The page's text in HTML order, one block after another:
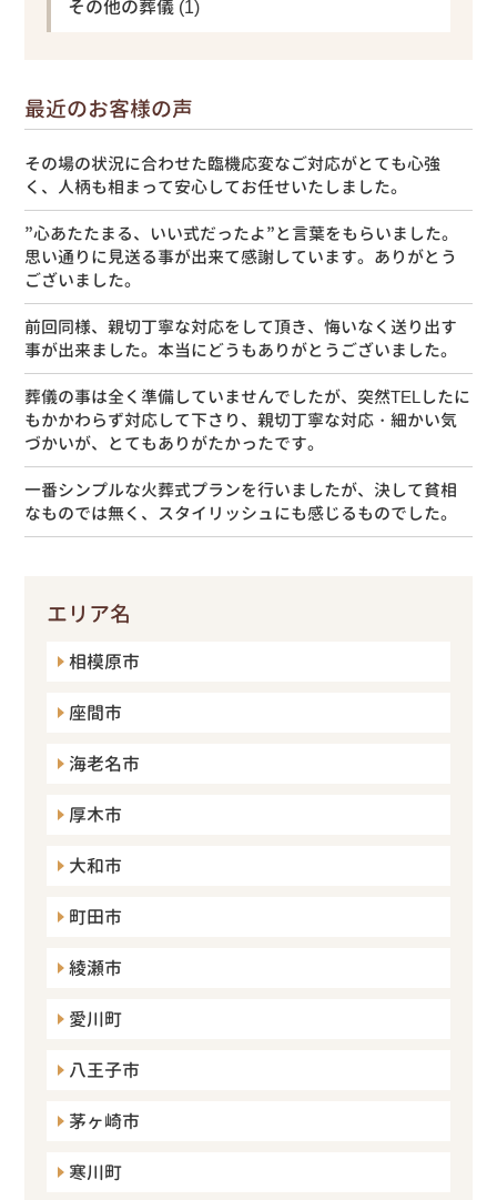
その他の葬儀 (1)
最近のお客様の声
その場の状況に合わせた臨機応変なご対応がとても心強
く、人柄も相まって安心してお任せいたしました。
”心あたたまる、いい式だったよ”と言葉をもらいました。
思い通りに見送る事が出来て感謝しています。ありがとう
ございました。
前回同様、親切丁寧な対応をして頂き、悔いなく送り出す
事が出来ました。本当にどうもありがとうございました。
葬儀の事は全く準備していませんでしたが、突然TELしたに
もかかわらず対応して下さり、親切丁寧な対応・細かい気
づかいが、とてもありがたかったです。
一番シンプルな火葬式プランを行いましたが、決して貧相
なものでは無く、スタイリッシュにも感じるものでした。
エリア名
相模原市
座間市
海老名市
厚木市
大和市
町田市
綾瀬市
愛川町
八王子市
茅ヶ崎市
寒川町